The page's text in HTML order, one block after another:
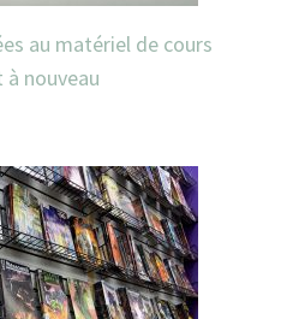
au matériel de cours
nouveau